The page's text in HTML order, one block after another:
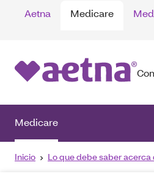
Aetna Medicare
Medicare
Inicio Lo que debe saber